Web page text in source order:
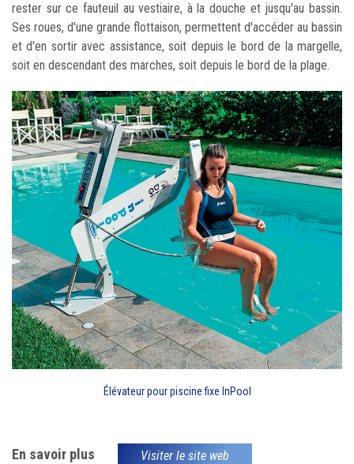
rester sur ce fauteuil au vestiaire, à la douche et jusqu'au bassin.
Ses roues, d'une grande flottaison, permettent d'accéder au bassin
et d'en sortir avec assistance, soit depuis le bord de la margelle,
soit en descendant des marches, soit depuis le bord de la plage.
Élévateur pour piscine fixe InPool
En savoir plus Visiter le site web